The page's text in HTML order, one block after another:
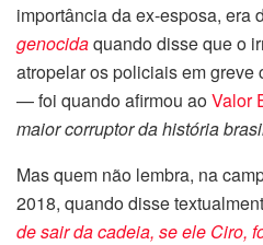
importância da ex-esposa, era
genocidaquando disse que o
atropelar os policiais em greve
— foi quando afirmou aoValor
maior corruptor da história
Mas quem não lembra, na
2018, quando disse
de sair da cadeia, se ele Ciro,